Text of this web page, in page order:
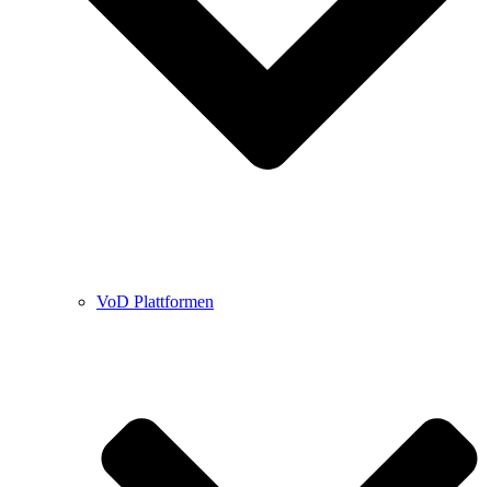
VoD Plattformen